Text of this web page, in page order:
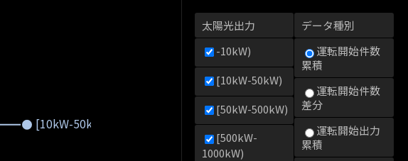
[10kW-50kW)
太陽光出力
-10kW)
[10kW-50kW)
[50kW-500kW)
[500kW-
1000kW)
データ種別
運転開始件数
累積
運転開始件数
差分
運転開始出力
累積